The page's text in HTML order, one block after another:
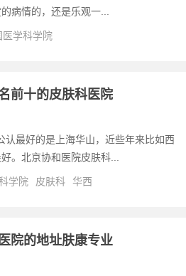
病情的，还是乐观一...
医学科学院
前十的皮肤科医院
最好的是上海华山，近些年来比如西
。北京协和医院皮肤科...
学院 皮肤科 华西
院的地址肤康专业